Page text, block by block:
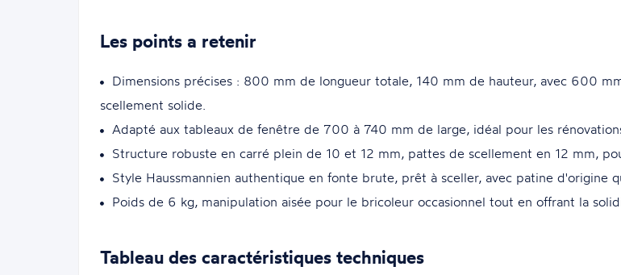
Les points a retenir
Dimensions précises : 800 mm de longueur totale, 140 mm de hauteur, avec 600
scellement solide.
Adapté aux tableaux de fenêtre de 700 à 740 mm de large, idéal pour les
Structure robuste en carré plein de 10 et 12 mm, pattes de scellement en 12 mm,
Style Haussmannien authentique en fonte brute, prêt à sceller, avec patine d'origine
Poids de 6 kg, manipulation aisée pour le bricoleur occasionnel tout en offrant la
Tableau des caractéristiques techniques